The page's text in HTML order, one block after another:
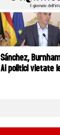
Sánchez,
Ai politici vietate